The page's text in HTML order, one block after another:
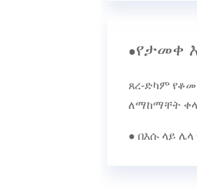
●የታመቀ
ጸረ-ድካም
ለማከማቸት
● በእሱ ላይ